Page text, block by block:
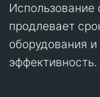
Использование
продлевает
оборудования
эффективность.